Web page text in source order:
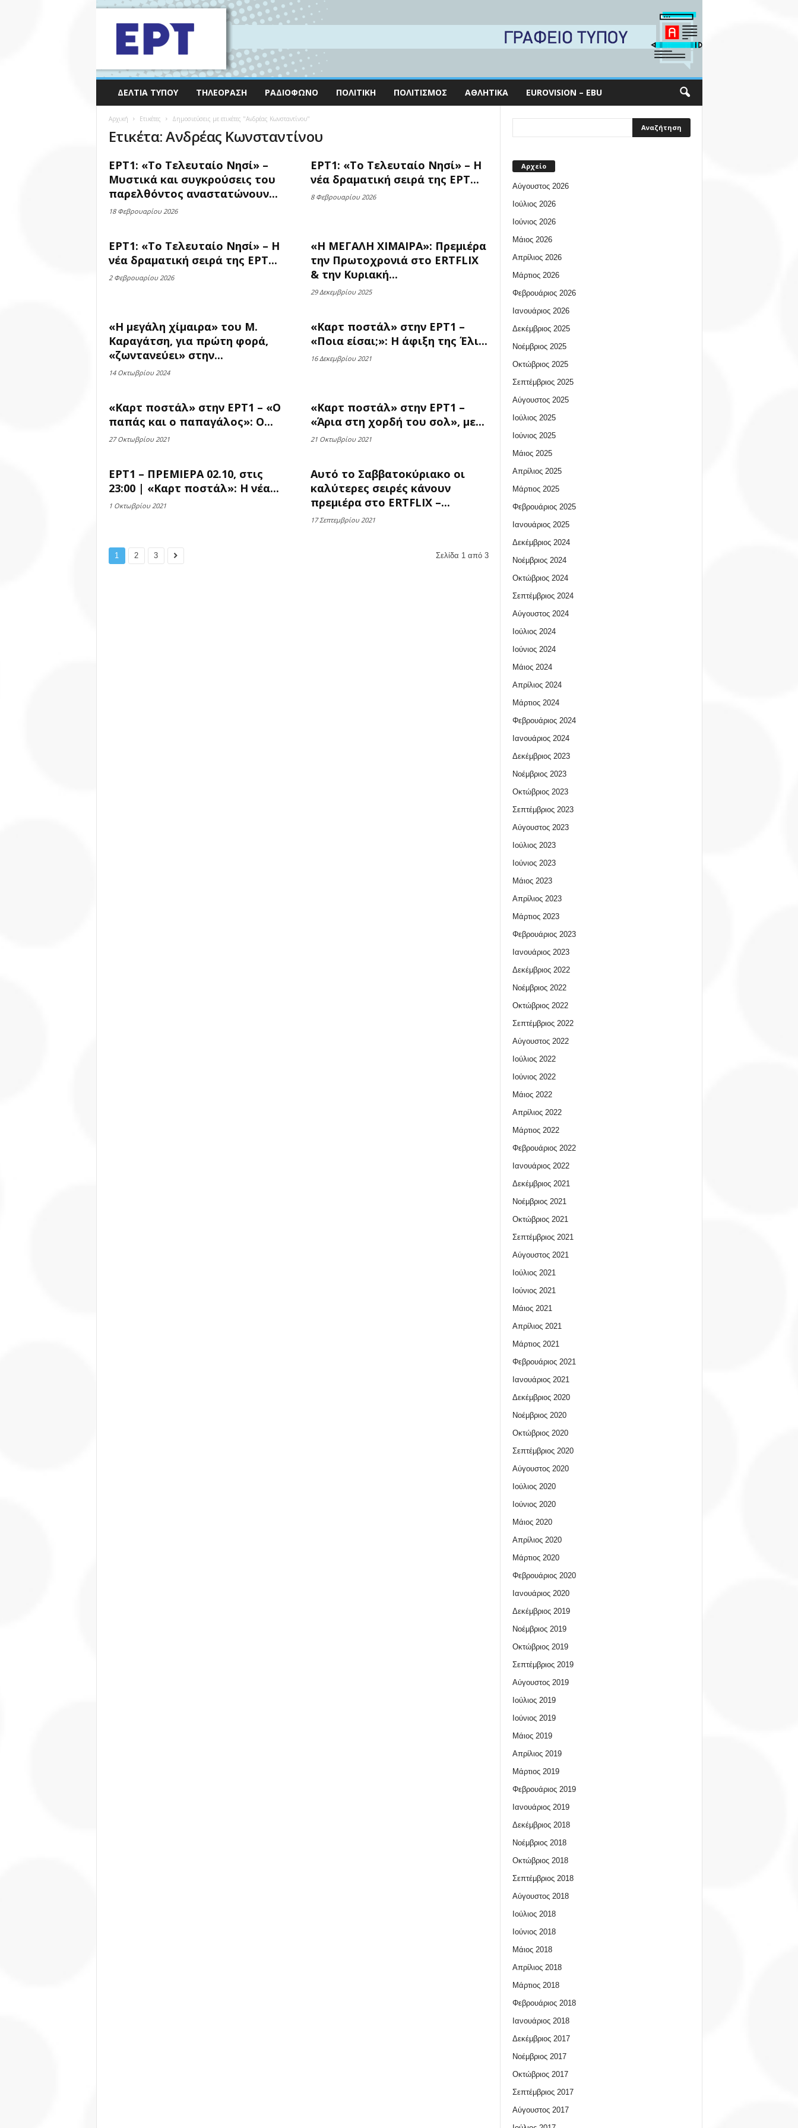
ΔΕΛΤΊΑ ΤΎΠΟΥ ΤΗΛΕΌΡΑΣΗ ΡΑΔΙΌΦΩΝΟ ΠΟΛΙΤΙΚΉ ΠΟΛΙΤΙΣΜΌΣ ΑΘΛΗΤΙΚΆ EUROVISION – EBU
Αρχική Ετικέτες Δημοσιεύσεις με ετικέτες "Ανδρέας Κωνσταντίνου"
Ετικέτα: Ανδρέας Κωνσταντίνου
ΕΡΤ1: «Το Τελευταίο Νησί» –
Μυστικά και συγκρούσεις του
παρελθόντος αναστατώνουν...
18 Φεβρουαρίου 2026
ΕΡΤ1: «Το Τελευταίο Νησί» – Η
νέα δραματική σειρά της ΕΡΤ...
8 Φεβρουαρίου 2026
ΕΡΤ1: «Το Τελευταίο Νησί» – Η
νέα δραματική σειρά της ΕΡΤ...
2 Φεβρουαρίου 2026
«Η ΜΕΓΑΛΗ ΧΙΜΑΙΡΑ»: Πρεμιέρα
την Πρωτοχρονιά στο ERTFLIX
& την Κυριακή...
29 Δεκεμβρίου 2025
«Η μεγάλη χίμαιρα» του Μ.
Καραγάτση, για πρώτη φορά,
«ζωντανεύει» στην...
14 Οκτωβρίου 2024
«Καρτ ποστάλ» στην ΕΡΤ1 –
«Ποια είσαι;»: Η άφιξη της Έλι...
16 Δεκεμβρίου 2021
«Καρτ ποστάλ» στην ΕΡΤ1 – «Ο
παπάς και ο παπαγάλος»: Ο...
27 Οκτωβρίου 2021
«Καρτ ποστάλ» στην ΕΡΤ1 –
«Άρια στη χορδή του σολ», με...
21 Οκτωβρίου 2021
ΕΡΤ1 – ΠΡΕΜΙΕΡΑ 02.10, στις
23:00 | «Καρτ ποστάλ»: Η νέα...
1 Οκτωβρίου 2021
Αυτό το Σαββατοκύριακο οι
καλύτερες σειρές κάνουν
πρεμιέρα στο ERTFLIX –...
17 Σεπτεμβρίου 2021
1 2 3 Σελίδα 1 από 3
Αρχείο
Αύγουστος 2026
Ιούλιος 2026
Ιούνιος 2026
Μάιος 2026
Απρίλιος 2026
Μάρτιος 2026
Φεβρουάριος 2026
Ιανουάριος 2026
Δεκέμβριος 2025
Νοέμβριος 2025
Οκτώβριος 2025
Σεπτέμβριος 2025
Αύγουστος 2025
Ιούλιος 2025
Ιούνιος 2025
Μάιος 2025
Απρίλιος 2025
Μάρτιος 2025
Φεβρουάριος 2025
Ιανουάριος 2025
Δεκέμβριος 2024
Νοέμβριος 2024
Οκτώβριος 2024
Σεπτέμβριος 2024
Αύγουστος 2024
Ιούλιος 2024
Ιούνιος 2024
Μάιος 2024
Απρίλιος 2024
Μάρτιος 2024
Φεβρουάριος 2024
Ιανουάριος 2024
Δεκέμβριος 2023
Νοέμβριος 2023
Οκτώβριος 2023
Σεπτέμβριος 2023
Αύγουστος 2023
Ιούλιος 2023
Ιούνιος 2023
Μάιος 2023
Απρίλιος 2023
Μάρτιος 2023
Φεβρουάριος 2023
Ιανουάριος 2023
Δεκέμβριος 2022
Νοέμβριος 2022
Οκτώβριος 2022
Σεπτέμβριος 2022
Αύγουστος 2022
Ιούλιος 2022
Ιούνιος 2022
Μάιος 2022
Απρίλιος 2022
Μάρτιος 2022
Φεβρουάριος 2022
Ιανουάριος 2022
Δεκέμβριος 2021
Νοέμβριος 2021
Οκτώβριος 2021
Σεπτέμβριος 2021
Αύγουστος 2021
Ιούλιος 2021
Ιούνιος 2021
Μάιος 2021
Απρίλιος 2021
Μάρτιος 2021
Φεβρουάριος 2021
Ιανουάριος 2021
Δεκέμβριος 2020
Νοέμβριος 2020
Οκτώβριος 2020
Σεπτέμβριος 2020
Αύγουστος 2020
Ιούλιος 2020
Ιούνιος 2020
Μάιος 2020
Απρίλιος 2020
Μάρτιος 2020
Φεβρουάριος 2020
Ιανουάριος 2020
Δεκέμβριος 2019
Νοέμβριος 2019
Οκτώβριος 2019
Σεπτέμβριος 2019
Αύγουστος 2019
Ιούλιος 2019
Ιούνιος 2019
Μάιος 2019
Απρίλιος 2019
Μάρτιος 2019
Φεβρουάριος 2019
Ιανουάριος 2019
Δεκέμβριος 2018
Νοέμβριος 2018
Οκτώβριος 2018
Σεπτέμβριος 2018
Αύγουστος 2018
Ιούλιος 2018
Ιούνιος 2018
Μάιος 2018
Απρίλιος 2018
Μάρτιος 2018
Φεβρουάριος 2018
Ιανουάριος 2018
Δεκέμβριος 2017
Νοέμβριος 2017
Οκτώβριος 2017
Σεπτέμβριος 2017
Αύγουστος 2017